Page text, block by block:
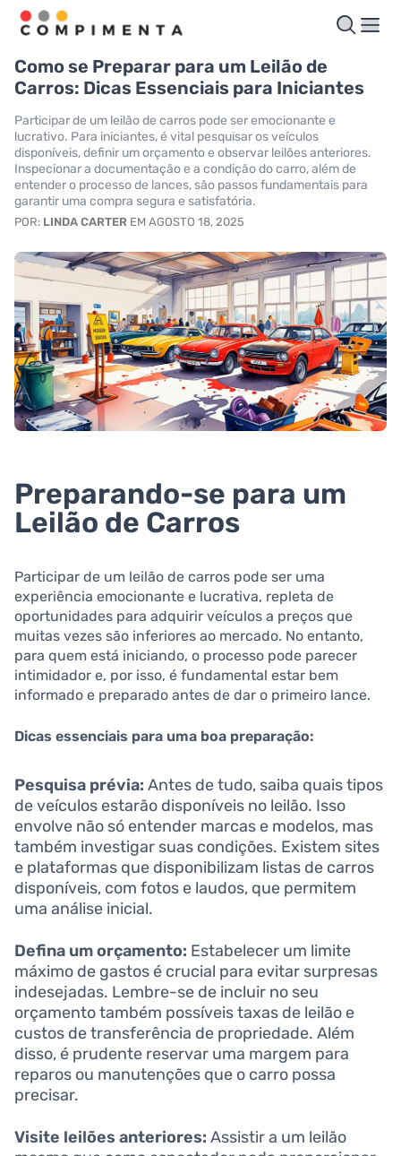
Como se Preparar para um Leilão de
Carros: Dicas Essenciais para Iniciantes
Participar de um leilão de carros pode ser emocionante e
lucrativo. Para iniciantes, é vital pesquisar os veículos
disponíveis, definir um orçamento e observar leilões anteriores.
Inspecionar a documentação e a condição do carro, além de
entender o processo de lances, são passos fundamentais para
garantir uma compra segura e satisfatória.
POR: LINDA CARTER EM AGOSTO 18, 2025
Preparando-se para um
Leilão de Carros
Participar de um leilão de carros pode ser uma
experiência emocionante e lucrativa, repleta de
oportunidades para adquirir veículos a preços que
muitas vezes são inferiores ao mercado. No entanto,
para quem está iniciando, o processo pode parecer
intimidador e, por isso, é fundamental estar bem
informado e preparado antes de dar o primeiro lance.
Dicas essenciais para uma boa preparação:
Pesquisa prévia: Antes de tudo, saiba quais tipos
de veículos estarão disponíveis no leilão. Isso
envolve não só entender marcas e modelos, mas
também investigar suas condições. Existem sites
e plataformas que disponibilizam listas de carros
disponíveis, com fotos e laudos, que permitem
uma análise inicial.
Defina um orçamento: Estabelecer um limite
máximo de gastos é crucial para evitar surpresas
indesejadas. Lembre-se de incluir no seu
orçamento também possíveis taxas de leilão e
custos de transferência de propriedade. Além
disso, é prudente reservar uma margem para
reparos ou manutenções que o carro possa
precisar.
Visite leilões anteriores: Assistir a um leilão